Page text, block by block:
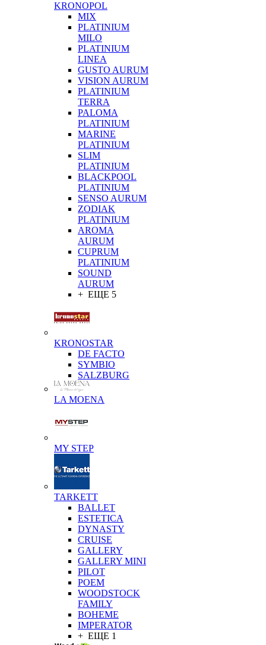
KRONOPOL
MIX
PLATINIUM
MILO
PLATINIUM
LINEA
GUSTO AURUM
VISION AURUM
PLATINIUM
TERRA
PALOMA
PLATINIUM
MARINE
PLATINIUM
SLIM
PLATINIUM
BLACKPOOL
PLATINIUM
SENSO AURUM
ZODIAK
PLATINIUM
AROMA
AURUM
CUPRUM
PLATINIUM
SOUND
AURUM
+ ЕЩЕ 5
KRONOSTAR
DE FACTO
SYMBIO
SALZBURG
LA MOENA
MY STEP
TARKETT
BALLET
ESTETICA
DYNASTY
CRUISE
GALLERY
GALLERY MINI
PILOT
POEM
WOODSTOCK
FAMILY
BOHEME
IMPERATOR
+ ЕЩЕ 1